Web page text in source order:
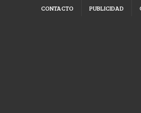
CONTACTO PUBLICIDAD